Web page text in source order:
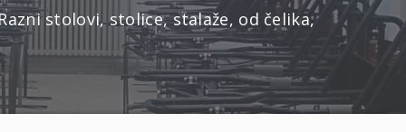
stolovi, stolice, stalaže, od čelika,